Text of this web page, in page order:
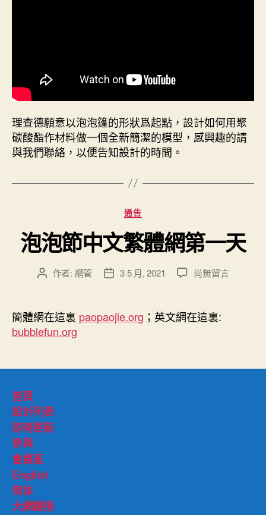
理查德願意以泡泡篷的形狀爲起點，設計如何用聚
碳酸酯作材料做一個全新簡潔的模型，感興趣的請
與我們聯絡，以便告知設計的時間。
分
類
通告
泡泡節中文繁體網第一天
文
者
作者: 網管
文
佈
日
3 5 月, 2021
在
節
中
尚無留言
簡體網在這裏 paopaojie.org ；英文網在這裏:
bubblefun.org
首頁
設計列表
即時更新
參與
會員區
English
简体
大網鏈接